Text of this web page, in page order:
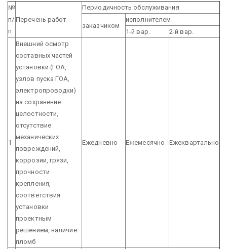
№
п/
п
Перечень работ
Периодичность обслуживания
заказчиком
исполнителем
1-й вар.
2-й вар.
1
Внешний осмотр
составных частей
установки (ГОА,
узлов пуска ГОА,
электропроводки)
на сохранение
целостности,
отсутствие
механических
повреждений,
коррозии, грязи,
прочности
крепления,
соответствия
установки
проектным
решением, наличие
пломб
Ежедневно Ежемесячно Ежеквартально